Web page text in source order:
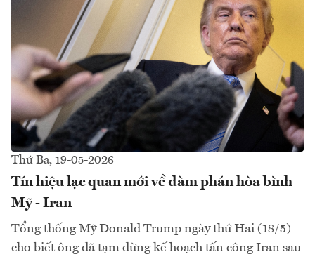
Thứ Ba, 19-05-2026
Tín hiệu lạc quan mới về đàm phán hòa bình
Mỹ - Iran
Tổng thống Mỹ Donald Trump ngày thứ Hai (18/5)
cho biết ông đã tạm dừng kế hoạch tấn công Iran sau